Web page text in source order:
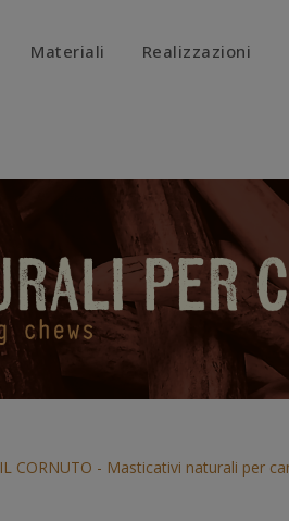
Materiali Realizzazioni
IL CORNUTO - Masticativi naturali per